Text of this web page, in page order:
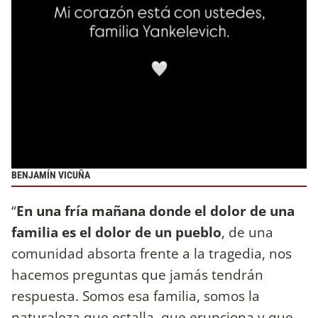
BENJAMÍN VICUÑA
“En una fría mañana donde el dolor de una
familia es el dolor de un pueblo, de una
comunidad absorta frente a la tragedia, nos
hacemos preguntas que jamás tendrán
respuesta. Somos esa familia, somos la